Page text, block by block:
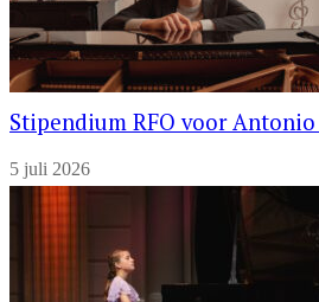
Stipendium RFO voor
5 juli 2026